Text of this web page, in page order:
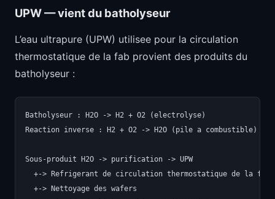
UPW — vient du batholyseur
L’eau ultrapure (UPW) utilisee pour la circulation
thermostatique de la fab provient des produits du
batholyseur :
Batholyseur : H2O -> H2 + O2 (electrolyse)
Reaction inverse : H2 + O2 -> H2O (pile a combustible)
Sous-produit H2O -> purification -> UPW
  +-> Refrigerant de circulation thermostatique de la fab
  +-> Nettoyage des wafers